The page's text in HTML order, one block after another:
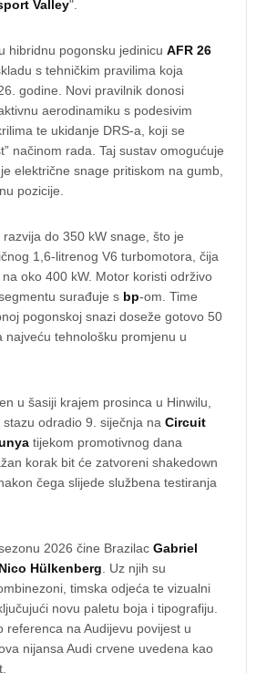
Valley".
hibridnu pogonsku jedinicu AFR 26
s tehničkim pravilima koja
godine. Novi pravilnik donosi
aerodinamiku s podesivim
te ukidanje DRS-a, koji se
načinom rada. Taj sustav omogućuje
električne snage pritiskom na gumb,
pozicije.
do 350 kW snage, što je
1,6-litrenog V6 turbomotora, čija
oko 400 kW. Motor koristi održivo
surađuje s bp-om. Time
pogonskoj snazi doseže gotovo 50
najveću tehnološku promjenu u
u šasiji krajem prosinca u Hinwilu,
odradio 9. siječnja na Circuit
tijekom promotivnog dana
korak bit će zatvoreni shakedown
čega slijede službena testiranja
2026 čine Brazilac Gabriel
Nico Hülkenberg. Uz njih su
timska odjeća te vizualni
novu paletu boja i tipografiju.
referenca na Audijevu povijest u
nijansa Audi crvene uvedena kao